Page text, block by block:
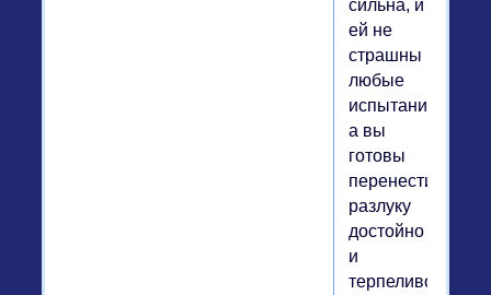
сильна, и
ей не
страшны
любые
испытания,
а вы
готовы
перенести
разлуку
достойно
и
терпеливо,